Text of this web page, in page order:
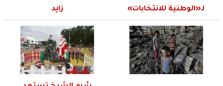
لـ«الوطنية للانتخابات»
زايد